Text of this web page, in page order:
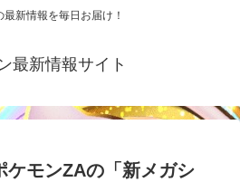
最新情報を毎日お届け！
最新情報サイト
ケモンZAの「新メガシ